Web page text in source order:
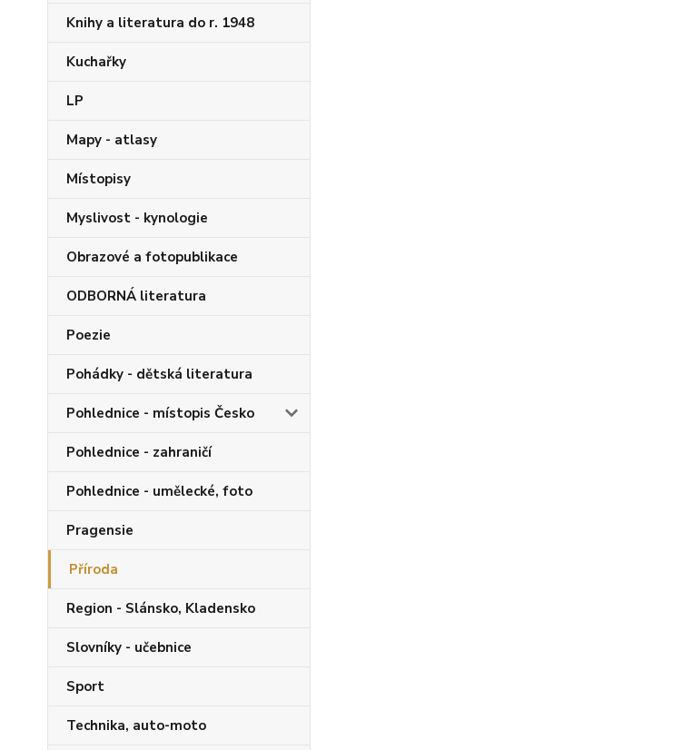
Knihy a literatura do r. 1948
Kuchařky
LP
Mapy - atlasy
Místopisy
Myslivost - kynologie
Obrazové a fotopublikace
ODBORNÁ literatura
Poezie
Pohádky - dětská literatura
Pohlednice - místopis Česko
Pohlednice - zahraničí
Pohlednice - umělecké, foto
Pragensie
Příroda
Region - Slánsko, Kladensko
Slovníky - učebnice
Sport
Technika, auto-moto